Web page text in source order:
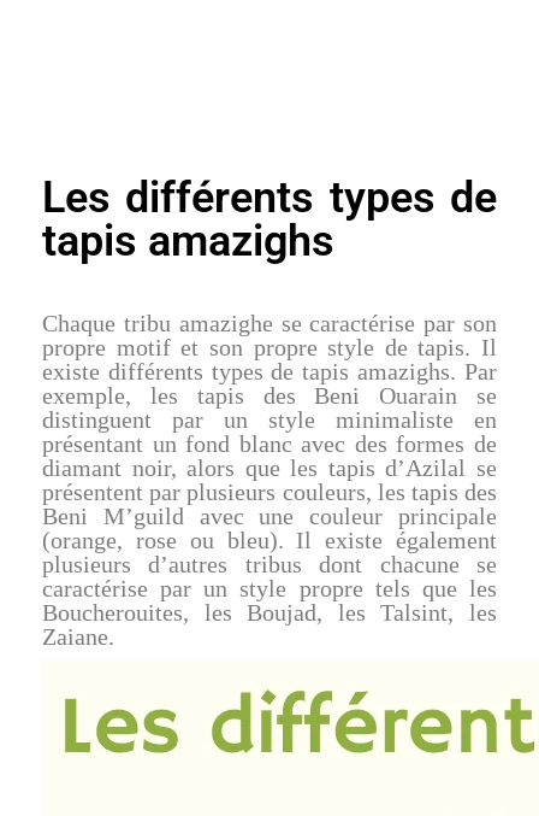
Les différents types de
tapis amazighs
Chaque tribu amazighe se caractérise par son
propre motif et son propre style de tapis. Il
existe différents types de tapis amazighs. Par
exemple, les tapis des Beni Ouarain se
distinguent par un style minimaliste en
présentant un fond blanc avec des formes de
diamant noir, alors que les tapis d’Azilal se
présentent par plusieurs couleurs, les tapis des
Beni M’guild avec une couleur principale
(orange, rose ou bleu). Il existe également
plusieurs d’autres tribus dont chacune se
caractérise par un style propre tels que les
Boucherouites, les Boujad, les Talsint, les
Zaiane.